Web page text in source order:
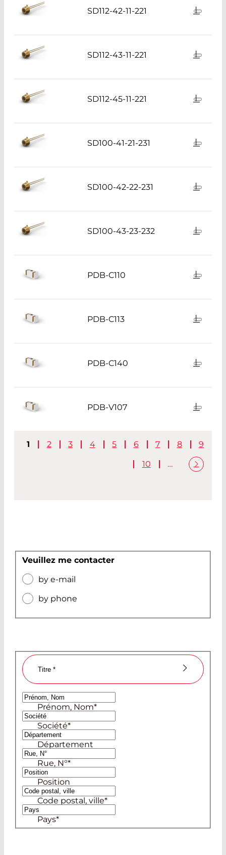
SD112-42-11-221
SD112-43-11-221
SD112-45-11-221
SD100-41-21-231
SD100-42-22-231
SD100-43-23-232
PDB-C110
PDB-C113
PDB-C140
PDB-V107
1 2 3 4 5 6 7 8 9
10 …
Veuillez me contacter
by e-mail
by phone
Titre *
Madame
Monsieur
Prénom, Nom*
Société*
Département
Rue, N°*
Position
Code postal, ville*
Pays*